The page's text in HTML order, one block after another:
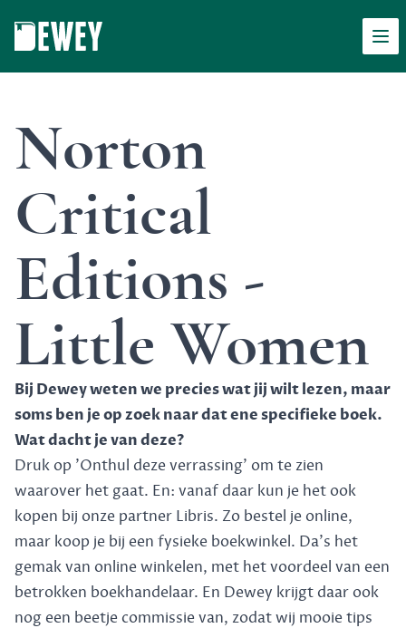
Norton
Critical
Editions -
Little Women
Bij Dewey weten we precies wat jij wilt lezen, maar
soms ben je op zoek naar dat ene specifieke boek.
Wat dacht je van deze?
Druk op 'Onthul deze verrassing' om te zien
waarover het gaat. En: vanaf daar kun je het ook
kopen bij onze partner Libris. Zo bestel je online,
maar koop je bij een fysieke boekwinkel. Da's het
gemak van online winkelen, met het voordeel van een
betrokken boekhandelaar. En Dewey krijgt daar ook
nog een beetje commissie van, zodat wij mooie tips